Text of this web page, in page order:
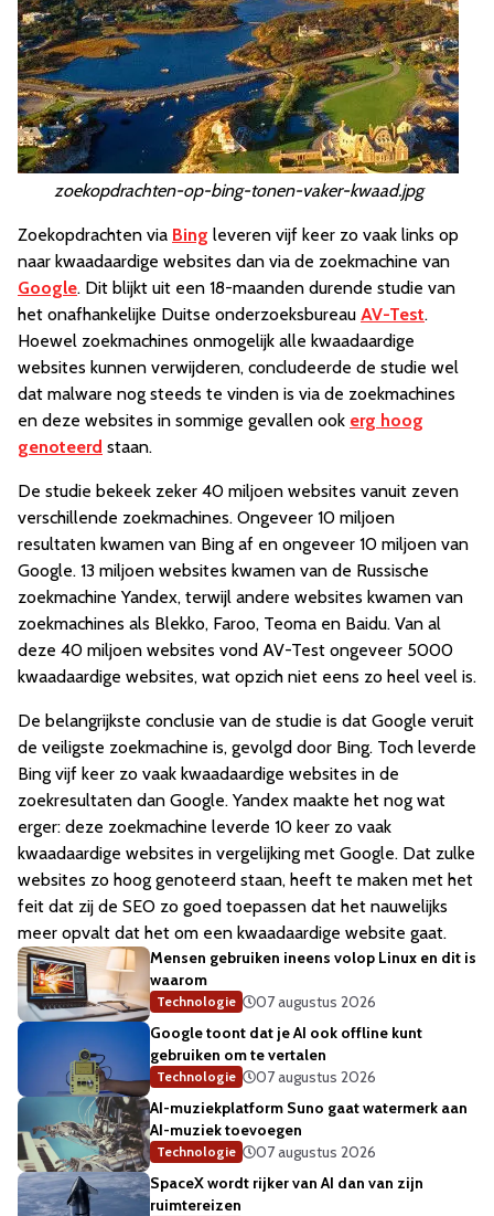
zoekopdrachten-op-bing-tonen-vaker-kwaad.jpg
Zoekopdrachten via Bing leveren vijf keer zo vaak links op
naar kwaadaardige websites dan via de zoekmachine van
Google. Dit blijkt uit een 18-maanden durende studie van
het onafhankelijke Duitse onderzoeksbureau AV-Test.
Hoewel zoekmachines onmogelijk alle kwaadaardige
websites kunnen verwijderen, concludeerde de studie wel
dat malware nog steeds te vinden is via de zoekmachines
en deze websites in sommige gevallen ook erg hoog
genoteerd staan.
De studie bekeek zeker 40 miljoen websites vanuit zeven
verschillende zoekmachines. Ongeveer 10 miljoen
resultaten kwamen van Bing af en ongeveer 10 miljoen van
Google. 13 miljoen websites kwamen van de Russische
zoekmachine Yandex, terwijl andere websites kwamen van
zoekmachines als Blekko, Faroo, Teoma en Baidu. Van al
deze 40 miljoen websites vond AV-Test ongeveer 5000
kwaadaardige websites, wat opzich niet eens zo heel veel is.
De belangrijkste conclusie van de studie is dat Google veruit
de veiligste zoekmachine is, gevolgd door Bing. Toch leverde
Bing vijf keer zo vaak kwaadaardige websites in de
zoekresultaten dan Google. Yandex maakte het nog wat
erger: deze zoekmachine leverde 10 keer zo vaak
kwaadaardige websites in vergelijking met Google. Dat zulke
websites zo hoog genoteerd staan, heeft te maken met het
feit dat zij de SEO zo goed toepassen dat het nauwelijks
meer opvalt dat het om een kwaadaardige website gaat.
Mensen gebruiken ineens volop Linux en dit is
waarom
Technologie
07 augustus 2026
Google toont dat je AI ook offline kunt
gebruiken om te vertalen
Technologie
07 augustus 2026
AI-muziekplatform Suno gaat watermerk aan
AI-muziek toevoegen
Technologie
07 augustus 2026
SpaceX wordt rijker van AI dan van zijn
ruimtereizen